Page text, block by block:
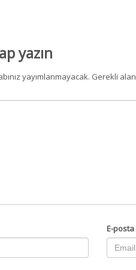
yazın
yayımlanmayacak. Gerekli
E-posta